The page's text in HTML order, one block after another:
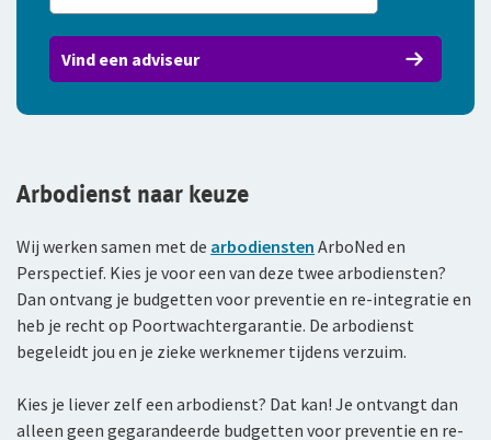
Vind een adviseur
Arbodienst naar keuze
Wij werken samen met de arbodiensten ArboNed en
Perspectief. Kies je voor een van deze twee arbodiensten?
Dan ontvang je budgetten voor preventie en re-integratie en
heb je recht op Poortwachtergarantie. De arbodienst
begeleidt jou en je zieke werknemer tijdens verzuim.
Kies je liever zelf een arbodienst? Dat kan! Je ontvangt dan
alleen geen gegarandeerde budgetten voor preventie en re-